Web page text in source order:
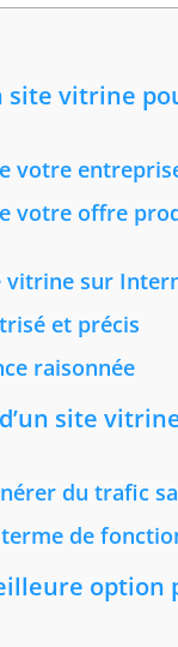
site vitrine
votre
votre offre
vitrine sur
et précis
raisonnée
site
du trafic
de
option